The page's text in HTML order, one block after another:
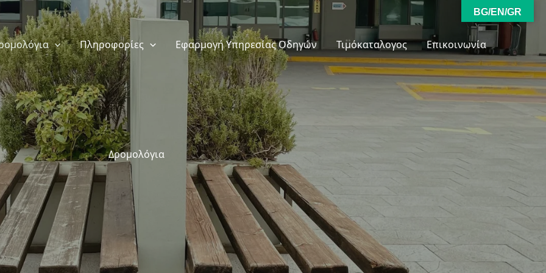
Πληροφορίες Εφαρμογή Υπηρεσίας Οδηγών Τιμόκαταλογος Επικοινωνία
Δρομολόγια
BG/EN/GR